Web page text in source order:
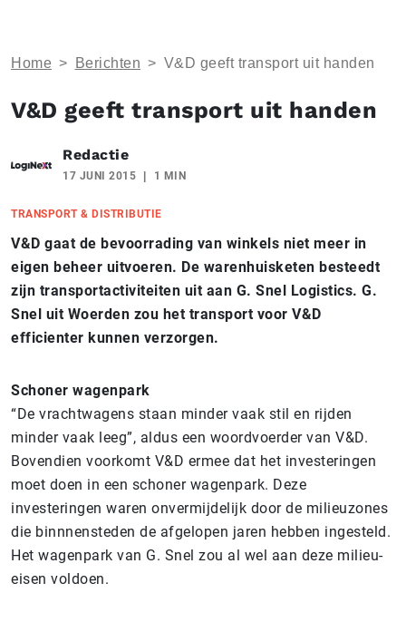
Home > Berichten > V&D geeft transport uit handen
V&D geeft transport uit handen
Redactie
17 JUNI 2015 1 MIN
TRANSPORT & DISTRIBUTIE
V&D gaat de bevoorrading van winkels niet meer in
eigen beheer uitvoeren. De warenhuisketen besteedt
zijn transportactiviteiten uit aan G. Snel Logistics. G.
Snel uit Woerden zou het transport voor V&D
efficienter kunnen verzorgen.
Schoner wagenpark
“De vrachtwagens staan minder vaak stil en rijden
minder vaak leeg”, aldus een woordvoerder van V&D.
Bovendien voorkomt V&D ermee dat het investeringen
moet doen in een schoner wagenpark. Deze
investeringen waren onvermijdelijk door de milieuzones
die binnnensteden de afgelopen jaren hebben ingesteld.
Het wagenpark van G. Snel zou al wel aan deze milieu-
eisen voldoen.